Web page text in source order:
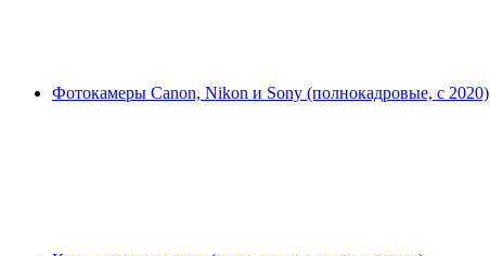
Фотокамеры Canon, Nikon и Sony (полнокадровые, с 2020)